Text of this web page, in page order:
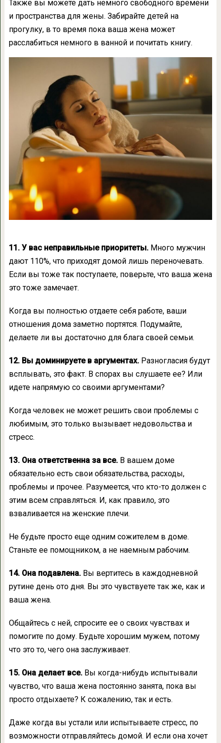
Также вы можете дать немного свободного времени
и пространства для жены. Забирайте детей на
прогулку, в то время пока ваша жена может
расслабиться немного в ванной и почитать книгу.
11. У вас неправильные приоритеты. Много мужчин
дают 110%, что приходят домой лишь переночевать.
Если вы тоже так поступаете, поверьте, что ваша жена
это тоже замечает.
Когда вы полностью отдаете себя работе, ваши
отношения дома заметно портятся. Подумайте,
делаете ли вы достаточно для блага своей семьи.
12. Вы доминируете в аргументах. Разногласия будут
всплывать, это факт. В спорах вы слушаете ее? Или
идете напрямую со своими аргументами?
Когда человек не может решить свои проблемы с
любимым, это только вызывает недовольства и
стресс.
13. Она ответственна за все. В вашем доме
обязательно есть свои обязательства, расходы,
проблемы и прочее. Разумеется, что кто-то должен с
этим всем справляться. И, как правило, это
взваливается на женские плечи.
Не будьте просто еще одним сожителем в доме.
Станьте ее помощником, а не наемным рабочим.
14. Она подавлена. Вы вертитесь в каждодневной
рутине день ото дня. Вы это чувствуете так же, как и
ваша жена.
Общайтесь с ней, спросите ее о своих чувствах и
помогите по дому. Будьте хорошим мужем, потому
что это то, чего она заслуживает.
15. Она делает все. Вы когда-нибудь испытывали
чувство, что ваша жена постоянно занята, пока вы
просто отдыхаете? К сожалению, так и есть.
Даже когда вы устали или испытываете стресс, по
возможности отправляйтесь домой. И если она хочет